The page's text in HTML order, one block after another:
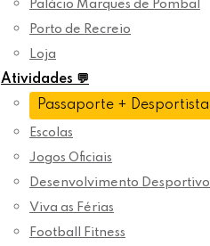
Palácio Marquês de Pombal
Porto de Recreio
Loja
Atividades 💬
Passaporte + Desportista
Escolas
Jogos Oficiais
Desenvolvimento Desportivo
Viva as Férias
Football Fitness